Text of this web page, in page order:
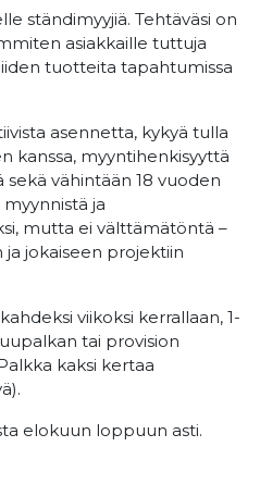
ständimyyjiä. Tehtäväsi on
asiakkaille tuttuja
tuotteita tapahtumissa
asennetta, kykyä tulla
kanssa, myyntihenkisyyttä
vähintään 18 vuoden
ja
mutta ei välttämätöntä –
jokaiseen projektiin
viikoksi kerrallaan, 1-
tai provision
kaksi kertaa
elokuun loppuun asti.